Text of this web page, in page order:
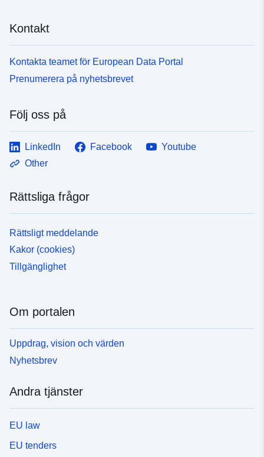
Kontakt
Kontakta teamet för European Data Portal
Prenumerera på nyhetsbrevet
Följ oss på
LinkedIn Facebook
Youtube
Other
Rättsliga frågor
Rättsligt meddelande
Kakor (cookies)
Tillgänglighet
Om portalen
Uppdrag, vision och värden
Nyhetsbrev
Andra tjänster
EU law
EU tenders